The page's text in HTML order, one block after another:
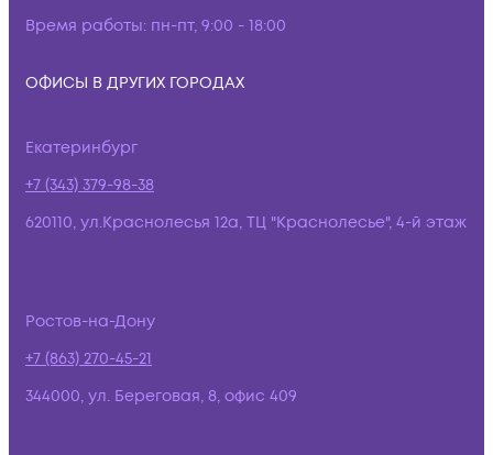
Время работы: пн-пт, 9:00 - 18:00
ОФИСЫ В ДРУГИХ ГОРОДАХ
Екатеринбург
+7 (343) 379-98-38
620110, ул.Краснолесья 12а, ТЦ "Краснолесье", 4-й этаж
Ростов-на-Дону
+7 (863) 270-45-21
344000, ул. Береговая, 8, офис 409